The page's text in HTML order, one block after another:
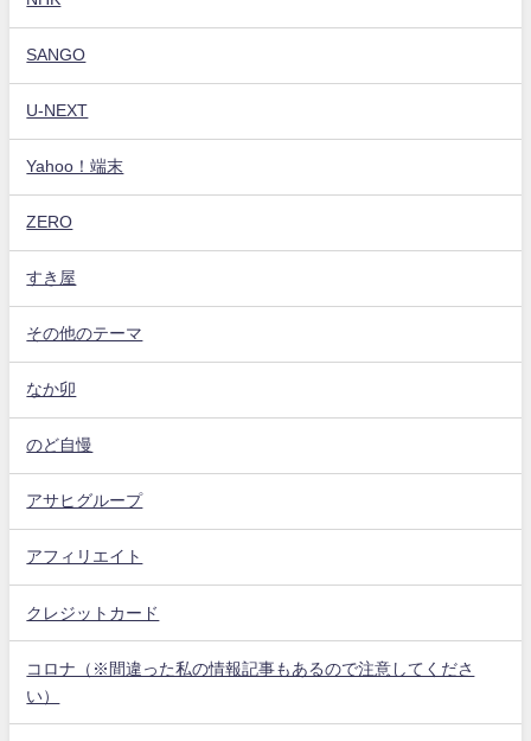
SANGO
U-NEXT
Yahoo！端末
ZERO
すき屋
その他のテーマ
なか卯
のど自慢
アサヒグループ
アフィリエイト
クレジットカード
コロナ（※間違った私の情報記事もあるので注意してくださ
い）